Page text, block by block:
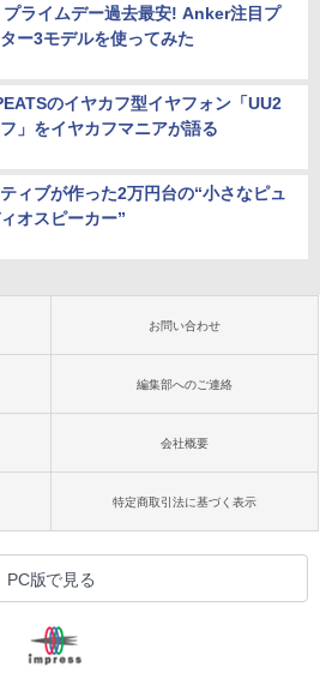
ライムデー過去最安! Anker注目プ
ー3モデルを使ってみた
のイヤカフ型イヤフォン「UU2
」をイヤカフマニアが語る
ィブが作った2万円台の“小さなピュ
オスピーカー”
お問い合わせ
編集部へのご連絡
会社概要
特定商取引法に基づく表示
PC版で見る